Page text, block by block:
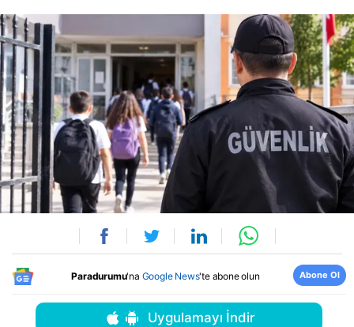
Paradurumu'na Google News'te abone olun Abone Ol
Uygulamayı İndir